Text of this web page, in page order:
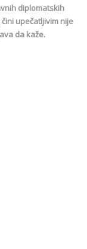
diplomatskih
upečatljivim nije
da kaže.